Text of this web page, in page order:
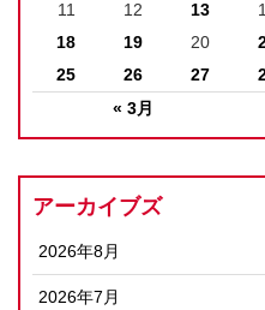
« 3月
11
12 13
18
19 20
25
26 27
アーカイブズ
2026年8月
2026年7月